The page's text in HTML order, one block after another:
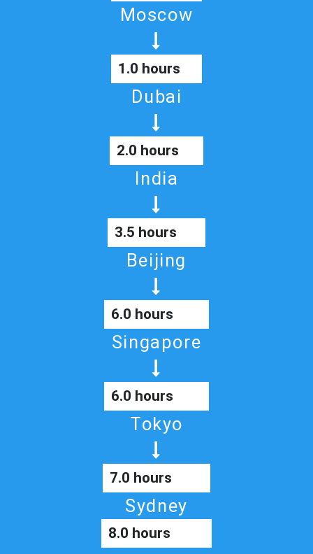
Moscow
1.0 hours
Dubai
2.0 hours
India
3.5 hours
Beijing
6.0 hours
Singapore
6.0 hours
Tokyo
7.0 hours
Sydney
8.0 hours